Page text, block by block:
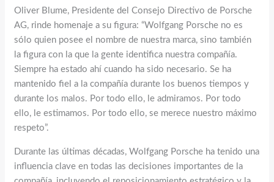
Oliver Blume, Presidente del Consejo Directivo de Porsche
AG, rinde homenaje a su figura: “Wolfgang Porsche no es
sólo quien posee el nombre de nuestra marca, sino también
la figura con la que la gente identifica nuestra compañía.
Siempre ha estado ahí cuando ha sido necesario. Se ha
mantenido fiel a la compañía durante los buenos tiempos y
durante los malos. Por todo ello, le admiramos. Por todo
ello, le estimamos. Por todo ello, se merece nuestro máximo
respeto”.
Durante las últimas décadas, Wolfgang Porsche ha tenido una
influencia clave en todas las decisiones importantes de la